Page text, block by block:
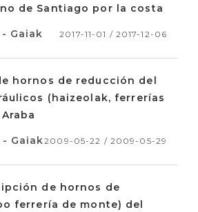
de Santiago por la costa
Gaiak 2017-11-01 / 2017-12-06
hornos de reducción del
(haizeolak, ferrerías
Gaiak2009-05-22 / 2009-05-29
de hornos de
ferrería de monte) del